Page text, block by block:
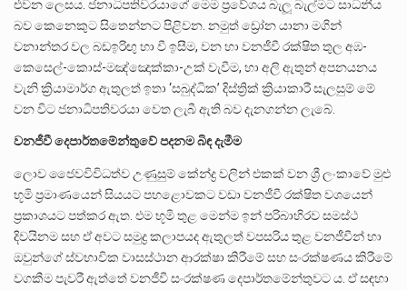
එවන ලෙසය. ජනාධිපතිවරයාගේ මෙම ප්‍රවේශය බැලූ බැල්මට සාධනීය
බව කෙනෙකුට සිතෙන්නට පිළිවන. නමුත් ඩ්‍රෝන යානා මගින්
වනාන්තර වල බඩඉරිඟු හා වී ඉසීම, වන හා වනජීවී රක්ෂිත තුල අඹ-
කෙසෙල්-කොස්-මඤ්ඤොක්කා-උක් වැවීම, හා අලි ඇතුන් අපනයනය
වැනි ක්‍රියාමාර්ග ඇතුලත් ඉතා ‘සබුද්ධික’ දිස්ත්‍රික් ක්‍රියාකාරී සැලසුම් මේ
වන විට ජනාධිපතිවරයා වෙත ලැබී ඇති බව දැනගන්න ලැබේ.
වනජීවී දෙපාර්තමේන්තුවේ පදනම බිඳ දැමීම
ලොව ජෛවවිවිධත්ව උණුසුම් කේන්ද්‍ර වලින් එකක් වන ශ්‍රී ලංකාවේ මුළු
භූමි ප්‍රමාණයෙන් සියයට පහළොවකට වඩා වනජීවී රක්ෂිත වශයෙන්
ප්‍රකාශයට පත්කර ඇත. එම භූමි තුළ මෙන්ම ඉන් පරිබාහිරව සමස්ථ
දිවයිනම සහ ඒ අවට සමුද්‍ර කලාපයද ඇතුලත් වපසරිය තුළ වනජීවීන් හා
ඔවුන්ගේ ස්වභාවික වාසස්ථාන ආරක්ෂා කිරීමේ සහ සංරක්ෂණය කිරීමේ
වගකීම පැවරී ඇත්තේ වනජීවී සංරක්ෂණ දෙපාර්තමේන්තුවට ය. ඒ සඳහා